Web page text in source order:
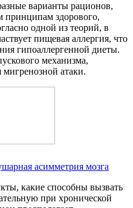
варианты рационов,
принципам здорового,
одной из теорий, в
пищевая аллергия, что
гипоаллергенной диеты.
механизма,
мигренозной атаки.
асимметрия мозга
какие способны вызвать
при хронической